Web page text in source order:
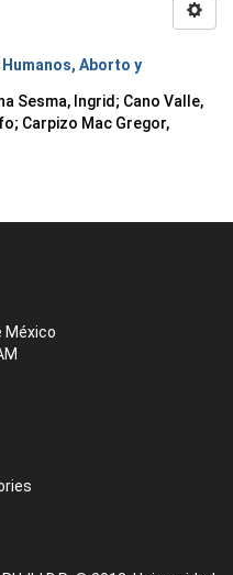
Aborto y
Sesma, Ingrid ; Cano Valle,
; Carpizo Mac Gregor,
México